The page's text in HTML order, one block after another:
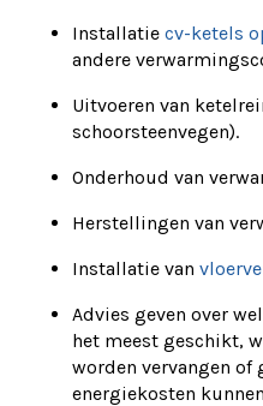
Installatie cv-ketels
andere
Uitvoeren van
schoorsteenvegen).
Onderhoud van
Herstellingen van
Installatie van
Advies geven over
het meest geschikt,
worden vervangen of
energiekosten